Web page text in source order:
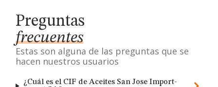
Preguntas
frecuentes
Estas son alguna de las preguntas que se
hacen nuestros usuarios
¿Cuál es el CIF de Aceites San Jose Import-